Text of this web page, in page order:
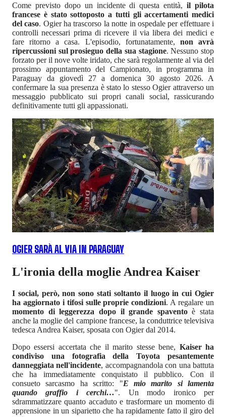
Come previsto dopo un incidente di questa entità, il pilota
francese è stato sottoposto a tutti gli accertamenti medici
del caso. Ogier ha trascorso la notte in ospedale per effettuare i
controlli necessari prima di ricevere il via libera dei medici e
fare ritorno a casa. L'episodio, fortunatamente, non avrà
ripercussioni sul prosieguo della sua stagione. Nessuno stop
forzato per il nove volte iridato, che sarà regolarmente al via del
prossimo appuntamento del Campionato, in programma in
Paraguay da giovedì 27 a domenica 30 agosto 2026. A
confermare la sua presenza è stato lo stesso Ogier attraverso un
messaggio pubblicato sui propri canali social, rassicurando
definitivamente tutti gli appassionati.
OGIER SARÀ AL VIA IN PARAGUAY
L'ironia della moglie Andrea Kaiser
I social, però, non sono stati soltanto il luogo in cui Ogier
ha aggiornato i tifosi sulle proprie condizioni. A regalare un
momento di leggerezza dopo il grande spaventoè stata
anche la moglie del campione francese, la conduttrice televisiva
tedesca Andrea Kaiser, sposata con Ogier dal 2014.
Dopo essersi accertata che il marito stesse bene, Kaiser ha
condiviso una fotografia della Toyota pesantemente
danneggiata nell'incidente, accompagnandola con una battuta
che ha immediatamente conquistato il pubblico. Con il
consueto sarcasmo ha scritto: "E mio marito si lamenta
quando graffio i cerchi…". Un modo ironico per
sdrammatizzare quanto accaduto e trasformare un momento di
apprensione in un siparietto che ha rapidamente fatto il giro del